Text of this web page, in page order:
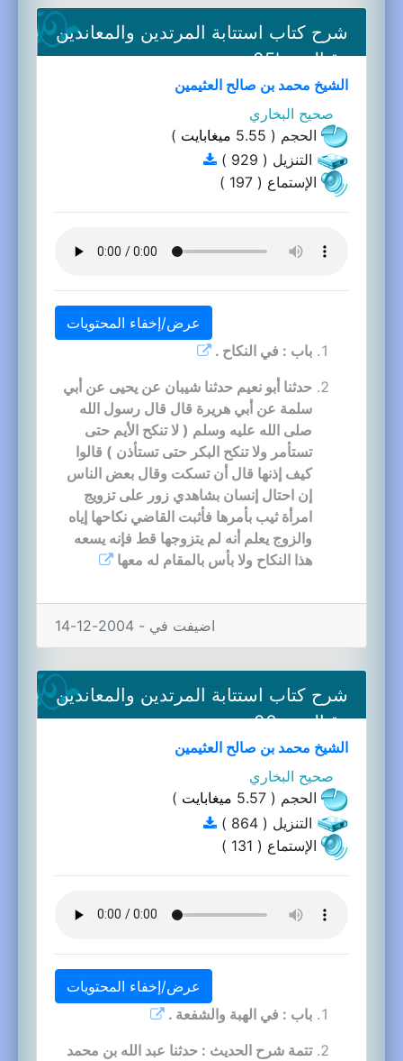
شرح كتاب استتابة المرتدين والمعاندين
وقتالهم-05b
الشيخ محمد بن صالح العثيمين
صحيح البخاري
الحجم ( 5.55
ميغابايت )
التنزيل ( 929 )
الإستماع ( 197 )
عرض/إخفاء المحتويات
باب : في النكاح .
حدثنا أبو نعيم حدثنا شيبان عن يحيى عن أبي
سلمة عن أبي هريرة قال قال رسول الله
صلى الله عليه وسلم ( لا تنكح الأيم حتى
تستأمر ولا تنكح البكر حتى تستأذن ) قالوا
كيف إذنها قال أن تسكت وقال بعض الناس
إن احتال إنسان بشاهدي زور على تزويج
امرأة ثيب بأمرها فأثبت القاضي نكاحها إياه
والزوج يعلم أنه لم يتزوجها قط فإنه يسعه
هذا النكاح ولا بأس بالمقام له معها
اضيفت في - 2004-12-14
شرح كتاب استتابة المرتدين والمعاندين
وقتالهم-06a
الشيخ محمد بن صالح العثيمين
صحيح البخاري
الحجم ( 5.57
ميغابايت )
التنزيل ( 864 )
الإستماع ( 131 )
عرض/إخفاء المحتويات
باب : في الهبة والشفعة .
تتمة شرح الحديث : حدثنا عبد الله بن محمد